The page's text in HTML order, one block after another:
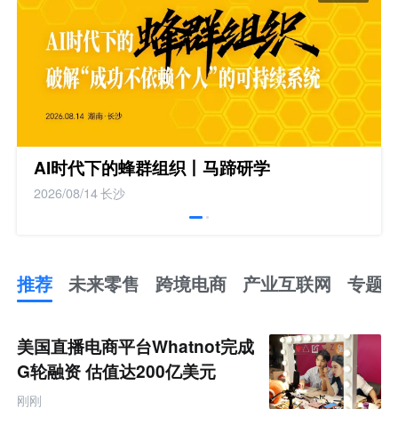
AI时代下的蜂群组织丨马蹄研学
2026/08/14长沙
推荐 未来零售 跨境电商 产业互联网 专题
未
来
零
售
跨
境
美国直播电商平台Whatnot完成
G轮融资 估值达200亿美元
刚刚